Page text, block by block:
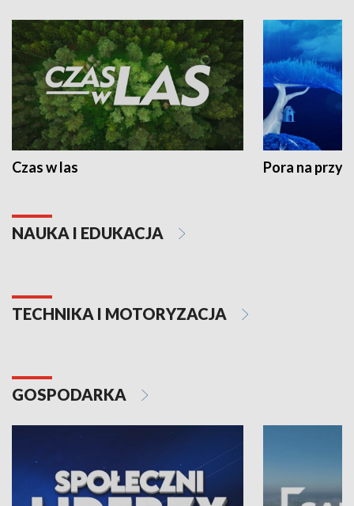
Czas w las Pora na
NAUKA I EDUKACJA
TECHNIKA I MOTORYZACJA
GOSPODARKA